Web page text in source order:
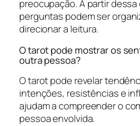
preocupação. A partir
perguntas podem ser
direcionar a leitura.
O tarot pode mostrar os
outra pessoa?
O tarot pode revelar
intenções, resistências e
ajudam a compreender o
pessoa envolvida.